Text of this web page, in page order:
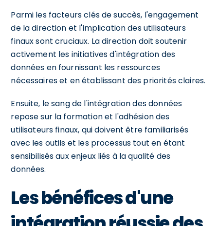
Parmi les facteurs clés de succès, l'engagement
de la direction et l'implication des utilisateurs
finaux sont cruciaux. La direction doit soutenir
activement les initiatives d'intégration des
données en fournissant les ressources
nécessaires et en établissant des priorités claires.
Ensuite, le sang de l'intégration des données
repose sur la formation et l'adhésion des
utilisateurs finaux, qui doivent être familiarisés
avec les outils et les processus tout en étant
sensibilisés aux enjeux liés à la qualité des
données.
Les bénéfices d'une